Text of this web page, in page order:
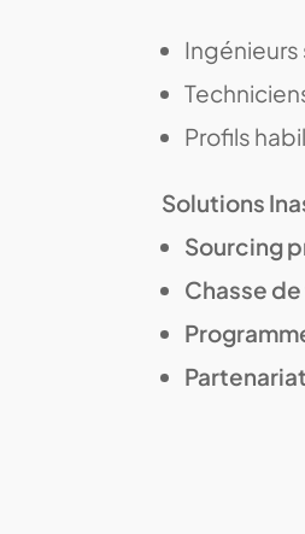
Profils
Solutions
Sourcing
Chasse